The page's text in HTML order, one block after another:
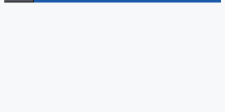
Close